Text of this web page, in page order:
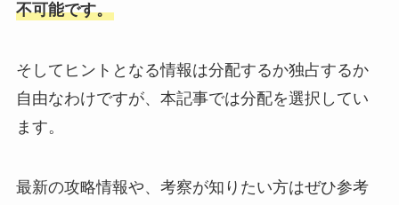
不可能です。
そしてヒントとなる情報は分配するか独占するか
自由なわけですが、本記事では分配を選択してい
ます。
最新の攻略情報や、考察が知りたい方はぜひ参考